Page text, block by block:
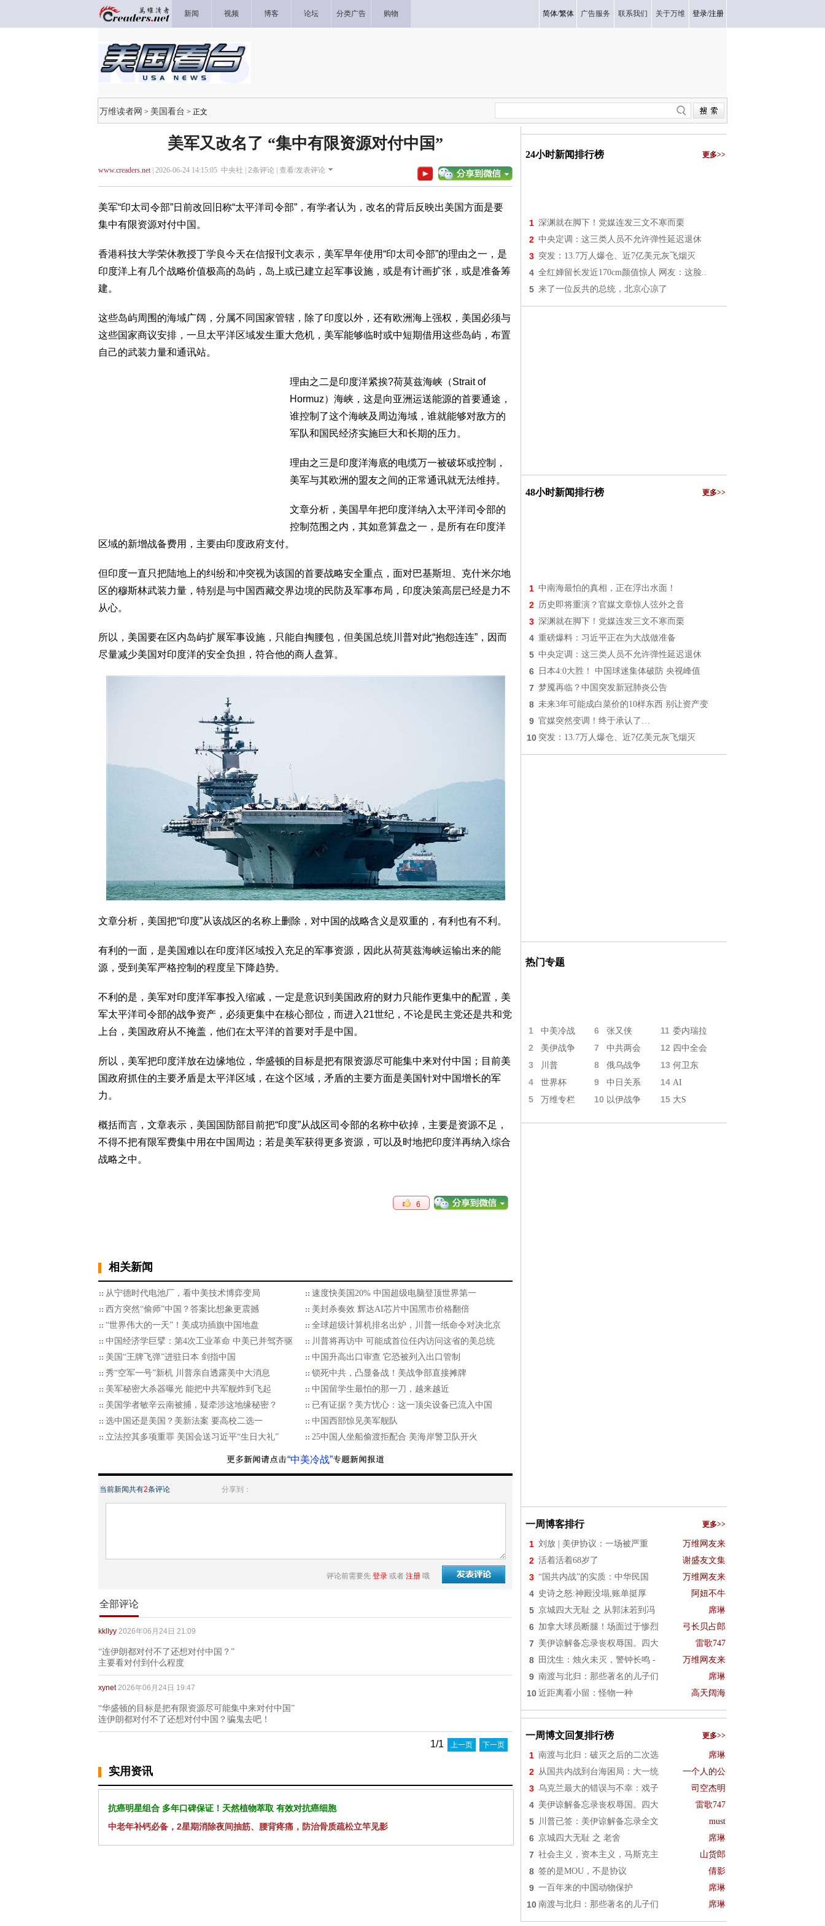
新闻 视频 博客 论坛 分类广告 购物 简体/繁体 广告服务 联系我们 关于万维 登录/注册
万维读者网 > 美国看台 > 正文
美军又改名了 “集中有限资源对付中国”
www.creaders.net| 2026-06-24 14:15:05 中央社 | 2条评论 | 查看/发表评论
美军“印太司令部”日前改回旧称“太平洋司令部”，有学者认为，改名的背后反映出美国方面是要
集中有限资源对付中国。
香港科技大学荣休教授丁学良今天在信报刊文表示，美军早年使用“印太司令部”的理由之一，是
印度洋上有几个战略价值极高的岛屿，岛上或已建立起军事设施，或是有计画扩张，或是准备筹
建。
这些岛屿周围的海域广阔，分属不同国家管辖，除了印度以外，还有欧洲海上强权，美国必须与
这些国家商议安排，一旦太平洋区域发生重大危机，美军能够临时或中短期借用这些岛屿，布置
自己的武装力量和通讯站。
理由之二是印度洋紧挨?荷莫兹海峡（Strait of
Hormuz）海峡，这是向亚洲运送能源的首要通途，
谁控制了这个海峡及周边海域，谁就能够对敌方的
军队和国民经济实施巨大和长期的压力。
理由之三是印度洋海底的电缆万一被破坏或控制，
美军与其欧洲的盟友之间的正常通讯就无法维持。
文章分析，美国早年把印度洋纳入太平洋司令部的
控制范围之内，其如意算盘之一，是所有在印度洋
区域的新增战备费用，主要由印度政府支付。
但印度一直只把陆地上的纠纷和冲突视为该国的首要战略安全重点，面对巴基斯坦、克什米尔地
区的穆斯林武装力量，特别是与中国西藏交界边境的民防及军事布局，印度决策高层已经是力不
从心。
所以，美国要在区内岛屿扩展军事设施，只能自掏腰包，但美国总统川普对此“抱怨连连”，因而
尽量减少美国对印度洋的安全负担，符合他的商人盘算。
文章分析，美国把“印度”从该战区的名称上删除，对中国的战略含义是双重的，有利也有不利。
有利的一面，是美国难以在印度洋区域投入充足的军事资源，因此从荷莫兹海峡运输出来的能
源，受到美军严格控制的程度呈下降趋势。
不利的是，美军对印度洋军事投入缩减，一定是意识到美国政府的财力只能作更集中的配置，美
军太平洋司令部的战争资产，必须更集中在核心部位，而进入21世纪，不论是民主党还是共和党
上台，美国政府从不掩盖，他们在太平洋的首要对手是中国。
所以，美军把印度洋放在边缘地位，华盛顿的目标是把有限资源尽可能集中来对付中国；目前美
国政府抓住的主要矛盾是太平洋区域，在这个区域，矛盾的主要方面是美国针对中国增长的军
力。
概括而言，文章表示，美国国防部目前把“印度”从战区司令部的名称中砍掉，主要是资源不足，
不得不把有限军费集中用在中国周边；若是美军获得更多资源，可以及时地把印度洋再纳入综合
战略之中。
6
相关新闻
从宁德时代电池厂，看中美技术博弈变局
速度快美国20% 中国超级电脑登顶世界第一
西方突然“偷师”中国？答案比想象更震撼
美封杀奏效 辉达AI芯片中国黑市价格翻倍
“世界伟大的一天”！美成功插旗中国地盘
全球超级计算机排名出炉，川普一纸命令对决北京
中国经济学巨擘：第4次工业革命 中美已并驾齐驱
川普将再访中 可能成首位任内访问这省的美总统
美国“王牌飞弹”进驻日本 剑指中国
中国升高出口审查 它恐被列入出口管制
秀“空军一号”新机 川普亲自透露美中大消息
锁死中共，凸显备战！美战争部直接摊牌
美军秘密大杀器曝光 能把中共军舰炸到飞起
中国留学生最怕的那一刀，越来越近
美国学者敏辛云南被捕，疑牵涉这地缘秘密？
已有证据？美方忧心：这一顶尖设备已流入中国
选中国还是美国？美新法案 要高校二选一
中国西部惊见美军舰队
立法控其多项重罪 美国会送习近平“生日大礼”
25中国人坐船偷渡拒配合 美海岸警卫队开火
“中美冷战”
当前新闻共有2条评论 分享到：
评论前需要先 登录 或者 注册 哦
全部评论
kkllyy 2026年06月24日 21:09
“连伊朗都对付不了还想对付中国？”
主要看对付到什么程度
xynet 2026年06月24日 19:47
“华盛顿的目标是把有限资源尽可能集中来对付中国”
连伊朗都对付不了还想对付中国？骗鬼去吧！
1/1 上一页 下一页
实用资讯
抗癌明星组合 多年口碑保证！天然植物萃取 有效对抗癌细胞
中老年补钙必备，2星期消除夜间抽筋、腰背疼痛，防治骨质疏松立竿见影
24小时新闻排行榜 更多>>
1 深渊就在脚下！党媒连发三文不寒而栗
2 中央定调：这三类人员不允许弹性延迟退休
3 突发：13.7万人爆仓、近7亿美元灰飞烟灭
4 全红婵留长发近170cm颜值惊人 网友：这脸..
5 来了一位反共的总统，北京心凉了
48小时新闻排行榜 更多>>
1 中南海最怕的真相，正在浮出水面！
2 历史即将重演？官媒文章惊人弦外之音
3 深渊就在脚下！党媒连发三文不寒而栗
4 重磅爆料：习近平正在为大战做准备
5 中央定调：这三类人员不允许弹性延迟退休
6 日本4:0大胜！ 中国球迷集体破防 央视峰值
7 梦魇再临？中国突发新冠肺炎公告
8 未来3年可能成白菜价的10样东西 别让资产变
9 官媒突然变调！终于承认了…
10 突发：13.7万人爆仓、近7亿美元灰飞烟灭
热门专题
1 中美冷战 6 张又侠 11 委内瑞拉
2 美伊战争 7 中共两会 12 四中全会
3 川普 8 俄乌战争 13 何卫东
4 世界杯 9 中日关系 14 AI
5 万维专栏 10 以伊战争 15 大S
一周博客排行 更多>>
1 刘放 | 美伊协议：一场被严重 万维网友来
2 活着活着68岁了 谢盛友文集
3 “国共内战”的实质：中华民国 万维网友来
4 史诗之怒:神殿没塌,账单挺厚 阿妞不牛
5 京城四大无耻 之 从郭沫若到冯 席琳
6 加拿大球员断腿！场面过于惨烈 弓长贝占郎
7 美伊谅解备忘录丧权辱国。四大 雷歌747
8 田沈生：烛火未灭，警钟长鸣 - 万维网友来
9 南渡与北归：那些著名的儿子们 席琳
10 近距离看小留：怪物一种 高天阔海
一周博文回复排行榜 更多>>
1 南渡与北归：破灭之后的二次选 席琳
2 从国共内战到台海困局：大一统 一个人的公
3 乌克兰最大的错误与不幸：戏子 司空杰明
4 美伊谅解备忘录丧权辱国。四大 雷歌747
5 川普已签：美伊谅解备忘录全文 must
6 京城四大无耻 之 老舍 席琳
7 社会主义，资本主义，马斯克主 山货郎
8 签的是MOU，不是协议 倩影
9 一百年来的中国动物保护 席琳
10 南渡与北归：那些著名的儿子们 席琳